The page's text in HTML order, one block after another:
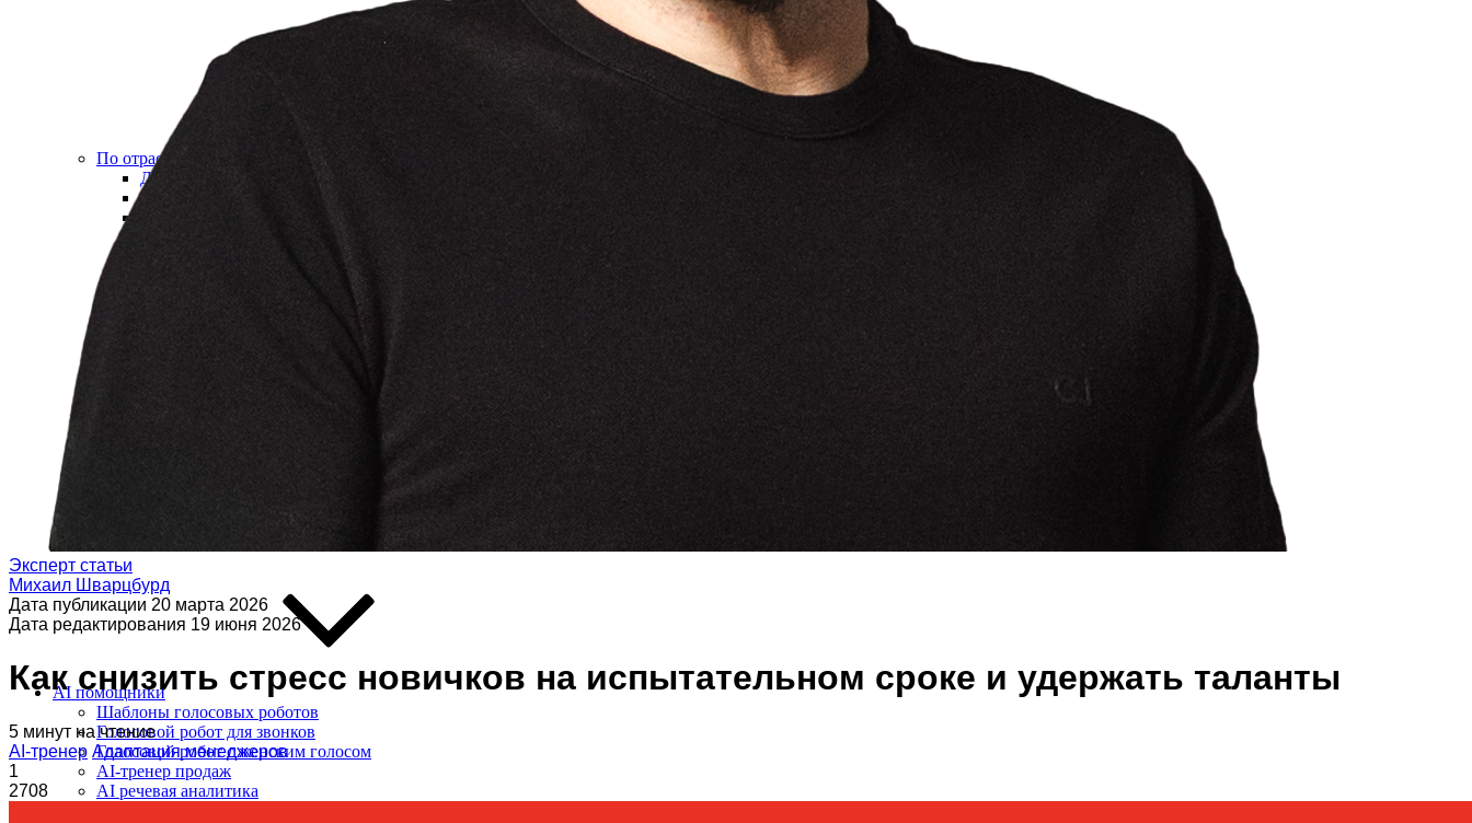
По отраслям
Для HR и рекрутмента
Колл-центр для юристов
Битрикс24
SMS-центр
AI помощники
Шаблоны голосовых роботов
Голосовой робот для звонков
Голосовой робот с женским голосом
AI-тренер продаж
AI речевая аналитика
Эксперт статьи
Михаил Шварцбурд
Дата публикации 20 марта 2026
Дата редактирования 19 июня 2026
Как снизить стресс новичков на испытательном сроке и удержать таланты
5 минут на чтение
AI-тренер Адаптация менеджеров
1
2708